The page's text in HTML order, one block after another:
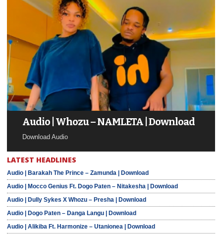
Audio | Whozu – NAMLETA | Download
Download Audio
LATEST HEADLINES
Audio | Barakah The Prince – Zamunda | Download
Audio | Mocco Genius Ft. Dogo Paten – Nitakesha | Download
Audio | Dully Sykes X Whozu – Presha | Download
Audio | Dogo Paten – Danga Langu | Download
Audio | Alikiba Ft. Harmonize – Utanionea | Download